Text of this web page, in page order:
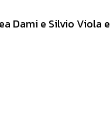
Dami e Silvio Viola e